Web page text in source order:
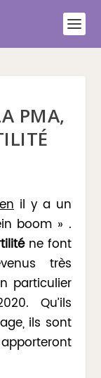
PMA,
il y a un
boom » .
ne font
très
particulier
Qu’ils
ils sont